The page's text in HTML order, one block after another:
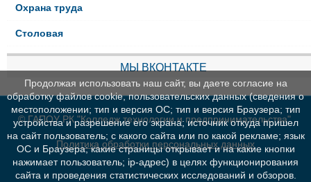
Охрана труда
Столовая
МЫ ВКОНТАКТЕ
© ГАПОУ РК "Колледж технологии и предпринимательства"
Политика обработки персональных данных
Продолжая использовать наш сайт, вы даете согласие на
обработку файлов cookie, пользовательских данных (сведения о
местоположении; тип и версия ОС; тип и версия Браузера; тип
устройства и разрешение его экрана; источник откуда пришел
на сайт пользователь; с какого сайта или по какой рекламе; язык
ОС и Браузера; какие страницы открывает и на какие кнопки
нажимает пользователь; ip-адрес) в целях функционирования
сайта и проведения статистических исследований и обзоров.